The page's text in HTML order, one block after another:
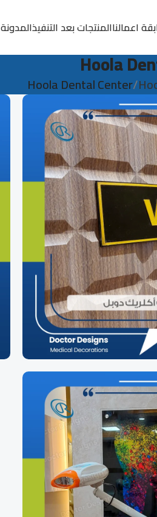
اعمالناالمنتجات بعد التنفيذالمدونة
Hoola
Hoola Dental Center